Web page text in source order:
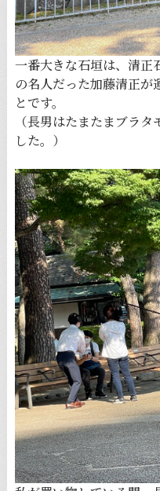
一番大きな石垣は、清正
の名人だった加藤清正が
とです。
（長男はたまたまブラ
した。）